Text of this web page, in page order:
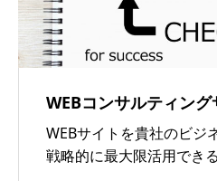
WEBコンサルティング
WEBサイトを貴社のビジ
戦略的に最大限活用でき